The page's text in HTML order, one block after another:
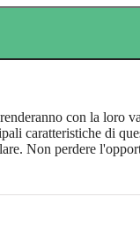
con la loro
caratteristiche di
Non perdere